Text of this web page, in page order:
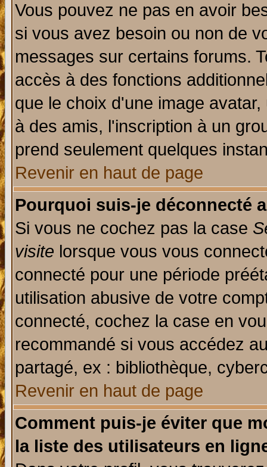
Vous pouvez ne pas en avoir
si vous avez besoin ou non de
messages sur certains forums.
accès à des fonctions
que le choix d'une image
à des amis, l'inscription à un
prend seulement quelques
Revenir en haut de page
Pourquoi suis-je déconnecté
Si vous ne cochez pas la case
visite lorsque vous vous
connecté pour une période
utilisation abusive de votre
connecté, cochez la case en
recommandé si vous accédez
partagé, ex : bibliothèque,
Revenir en haut de page
Comment puis-je éviter que
la liste des utilisateurs en